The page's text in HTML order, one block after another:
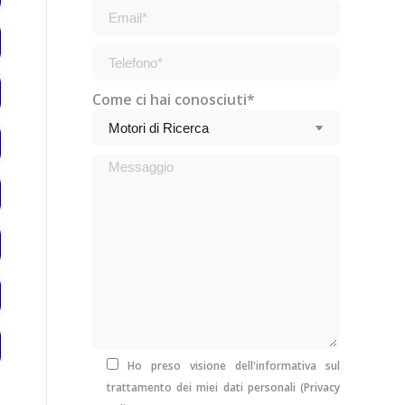
Come ci hai conosciuti*
Ho preso visione dell'informativa sul
trattamento dei miei dati personali (Privacy